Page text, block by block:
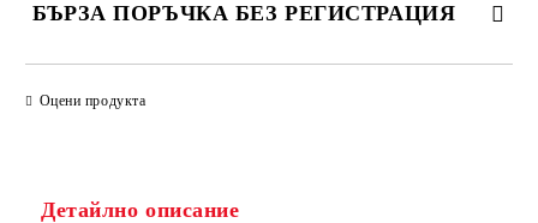
БЪРЗА ПОРЪЧКА БЕЗ РЕГИСТРАЦИЯ
Оцени продукта
Детайлно описание